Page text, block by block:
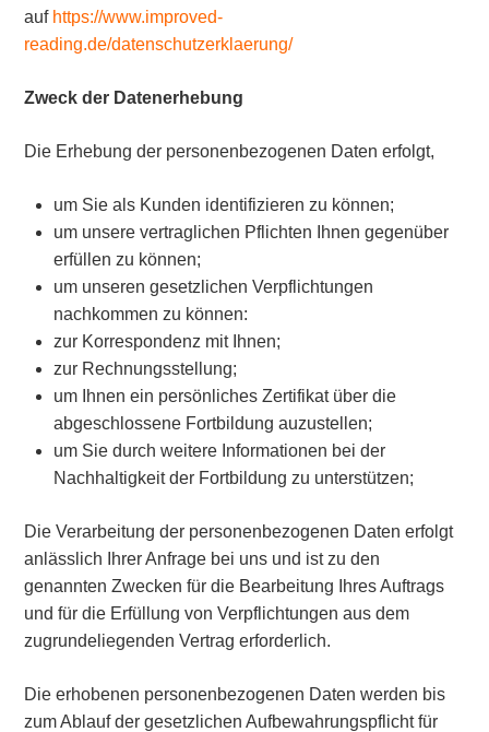
auf https://www.improved-
reading.de/datenschutzerklaerung/
Zweck der Datenerhebung
Die Erhebung der personenbezogenen Daten erfolgt,
um Sie als Kunden identifizieren zu können;
um unsere vertraglichen Pflichten Ihnen gegenüber
erfüllen zu können;
um unseren gesetzlichen Verpflichtungen
nachkommen zu können:
zur Korrespondenz mit Ihnen;
zur Rechnungsstellung;
um Ihnen ein persönliches Zertifikat über die
abgeschlossene Fortbildung auzustellen;
um Sie durch weitere Informationen bei der
Nachhaltigkeit der Fortbildung zu unterstützen;
Die Verarbeitung der personenbezogenen Daten erfolgt
anlässlich Ihrer Anfrage bei uns und ist zu den
genannten Zwecken für die Bearbeitung Ihres Auftrags
und für die Erfüllung von Verpflichtungen aus dem
zugrundeliegenden Vertrag erforderlich.
Die erhobenen personenbezogenen Daten werden bis
zum Ablauf der gesetzlichen Aufbewahrungspflicht für